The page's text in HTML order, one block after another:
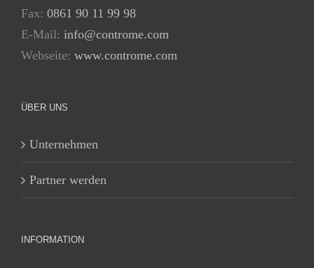
Fax: 0861 90 11 99 98
E-Mail: info@controme.com
Webseite: www.controme.com
ÜBER UNS
Unternehmen
Partner werden
INFORMATION